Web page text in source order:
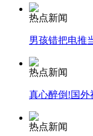
纽约上演“枕头
司机酒驾遇交
热点新闻
男孩错把电推
热点新闻
真心醉倒!国外
热点新闻